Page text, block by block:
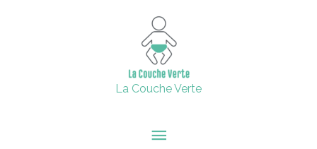
le code : 2024 + Livraison offerte en point relais dès 60€
d'achats.
Fermer
La Couche Verte
Menu
principal